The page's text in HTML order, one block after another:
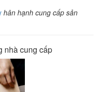
hân hạnh cung cấp sản
nhà cung cấp